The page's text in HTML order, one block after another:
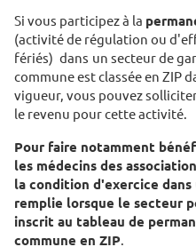
Si vous participez à la
(activité de régulation ou
fériés) dans un secteur de
commune est classée en ZIP
vigueur, vous pouvez
le revenu pour cette activité.
Pour faire notamment
les médecins des
la condition d'exercice
remplie lorsque le secteur
inscrit au tableau de
commune en ZIP.